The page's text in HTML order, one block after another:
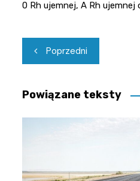
0 Rh ujemnej, A Rh ujemnej
Nawigacja
wpisu
Poprzedni
Powiązane teksty